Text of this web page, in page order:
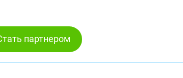
партнером